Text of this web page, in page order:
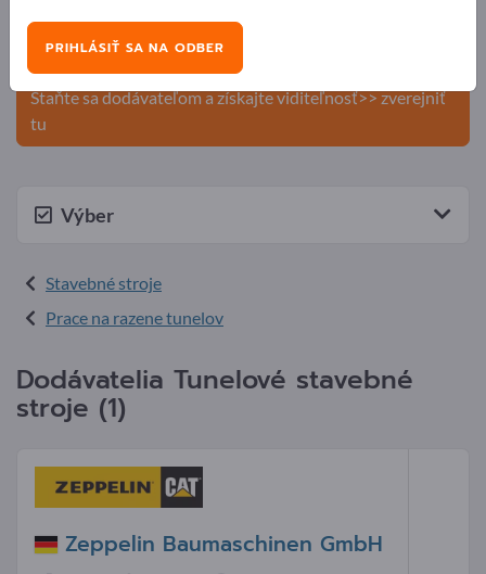
Zverejnite svoju spoločnosť a svoje
produkty na Exportpages.
Staňte sa dodávateľom a získajte viditeľnosť>> zverejniť
tu
Výber
Stavebné stroje
Prace na razene tunelov
Dodávatelia Tunelové stavebné
stroje (1)
Zeppelin Baumaschinen GmbH
PRIHLÁSIŤ SA NA ODBER